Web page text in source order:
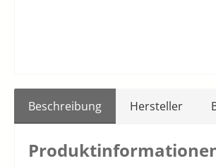
Beschreibung Hersteller